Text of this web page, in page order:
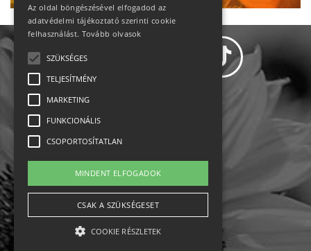
Állásajánlatok
Impresszum-kapcsolat
Jogi nyilatkozat
Az oldal böngészésével elfogadod az
adatvédelmi tájékoztató szerinti cookie
felhasználást. Tovább olvasok
SZÜKSÉGES
TELJESÍTMÉNY
MARKETING
FUNKCIONÁLIS
CSOPORTOSÍTATLAN
MINDENT ELFOGADOK
CSAK A SZÜKSÉGESET
COOKIE RÉSZLETEK